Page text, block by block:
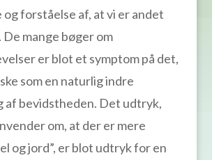
forståelse af, at vi er andet
mange bøger om
er blot et symptom på det,
som en naturlig indre
af bevidstheden. Det udtryk,
om, at der er mere
og jord”, er blot udtryk for en